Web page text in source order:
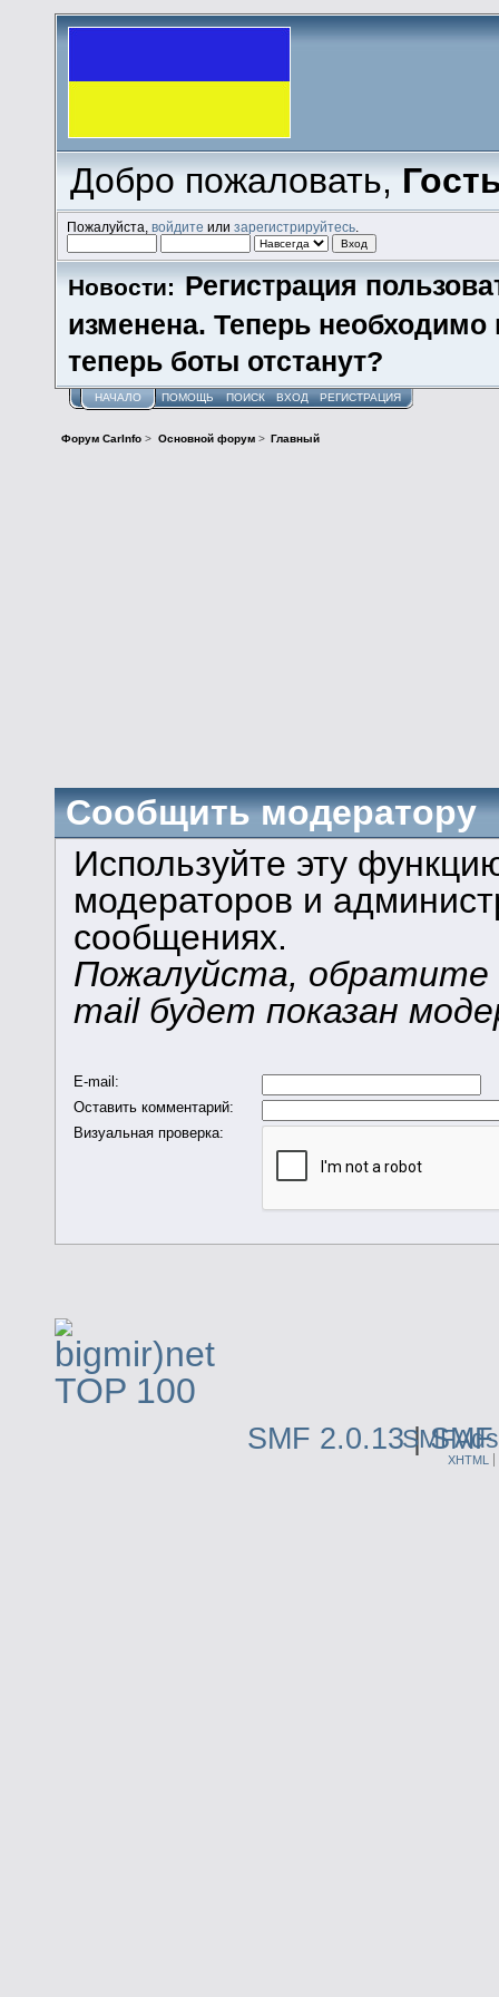
Добро пожаловать,
Пожалуйста,войдите илизарегистрируйтесь
Новости: Регистрация
изменена. Теперь необходимо
теперь боты отстанут?
НАЧАЛО ПОМОЩЬ ПОИСК ВХОД РЕГИСТРАЦИЯ
Форум CarInfo > Основной форум> Главный
Сообщить модератору
Используйте эту
модераторов и
сообщениях.
Пожалуйста,
mail будет показан
E-mail :
Оставить комментарий:
Визуальная проверка:
SMF 2.0.13|
SMFAds
XHTML